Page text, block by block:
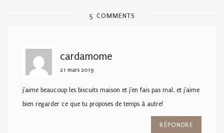
5 COMMENTS
cardamome
21 mars 2019
j'aime beaucoup les biscuits maison et j'en fais pas mal. et j'aime
bien regarder ce que tu proposes de temps à autre!
RÉPONDRE